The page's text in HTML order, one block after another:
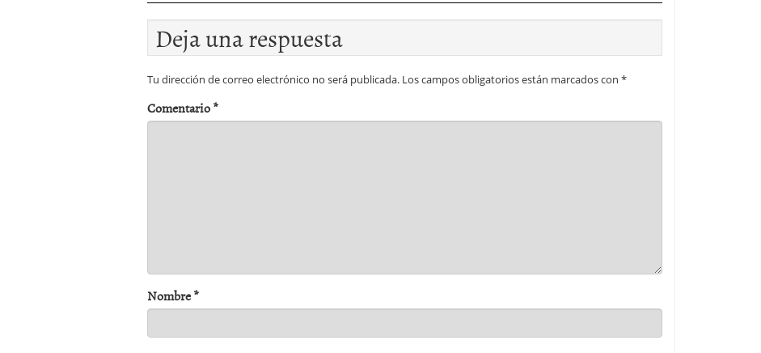
Deja una respuesta
Tu dirección de correo electrónico no será publicada. Los campos obligatorios están marcados con *
Comentario*
Nombre*